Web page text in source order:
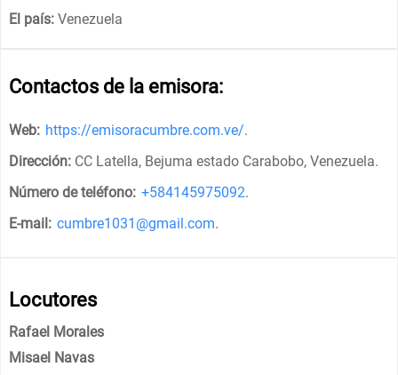
El país: Venezuela
Contactos de la emisora:
Web: https://emisoracumbre.com.ve/.
Dirección: CC Latella, Bejuma estado Carabobo, Venezuela.
Número de teléfono: +584145975092.
E-mail: cumbre1031@gmail.com.
Locutores
Rafael Morales
Misael Navas